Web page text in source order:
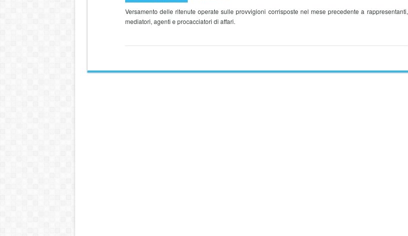
Versamento delle ritenute operate sulle provvigioni corrisposte nel mese precedente a rappresentanti,
mediatori, agenti e procacciatori di affari.